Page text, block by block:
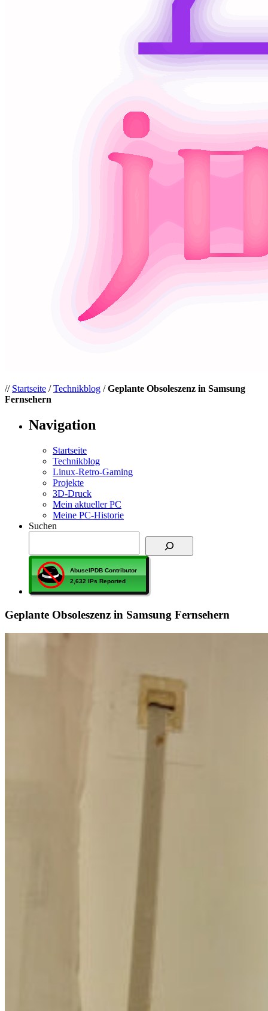
// Startseite /Technikblog /Geplante Obsoleszenz in Samsung
Fernsehern
Navigation
Startseite
Technikblog
Linux-Retro-Gaming
Projekte
3D-Druck
Mein aktueller PC
Meine PC-Historie
Suchen
Geplante Obsoleszenz in Samsung Fernsehern